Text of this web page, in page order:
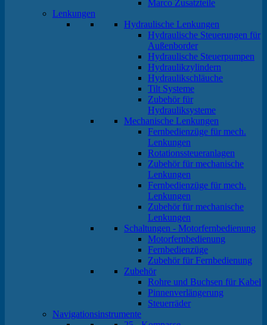
Marco Zusatzteile
Lenkungen
Hydraulische Lenkungen
Hydraulische Steuerungen für
Außenborder
Hydraulische Steuerpumpen
Hydraulikzylindern
Hydraulikschläuche
Tilt Systeme
Zubehör für
Hydrauliksysteme
Mechanische Lenkungen
Fernbedienzüge für mech.
Lenkungen
Rotationssteueranlagen
Zubehör für mechanische
Lenkungen
Fernbedienzüge für mech.
Lenkungen
Zubehör für mechanische
Lenkungen
Schaltungen - Motorfernbedienung
Motorfernbedienung
Fernbedienzüge
Zubehör für Fernbedienung
Zubehör
Rohre und Buchsen für Kabel
Pinnenverlängerung
Steuerräder
Navigationsinstrumente